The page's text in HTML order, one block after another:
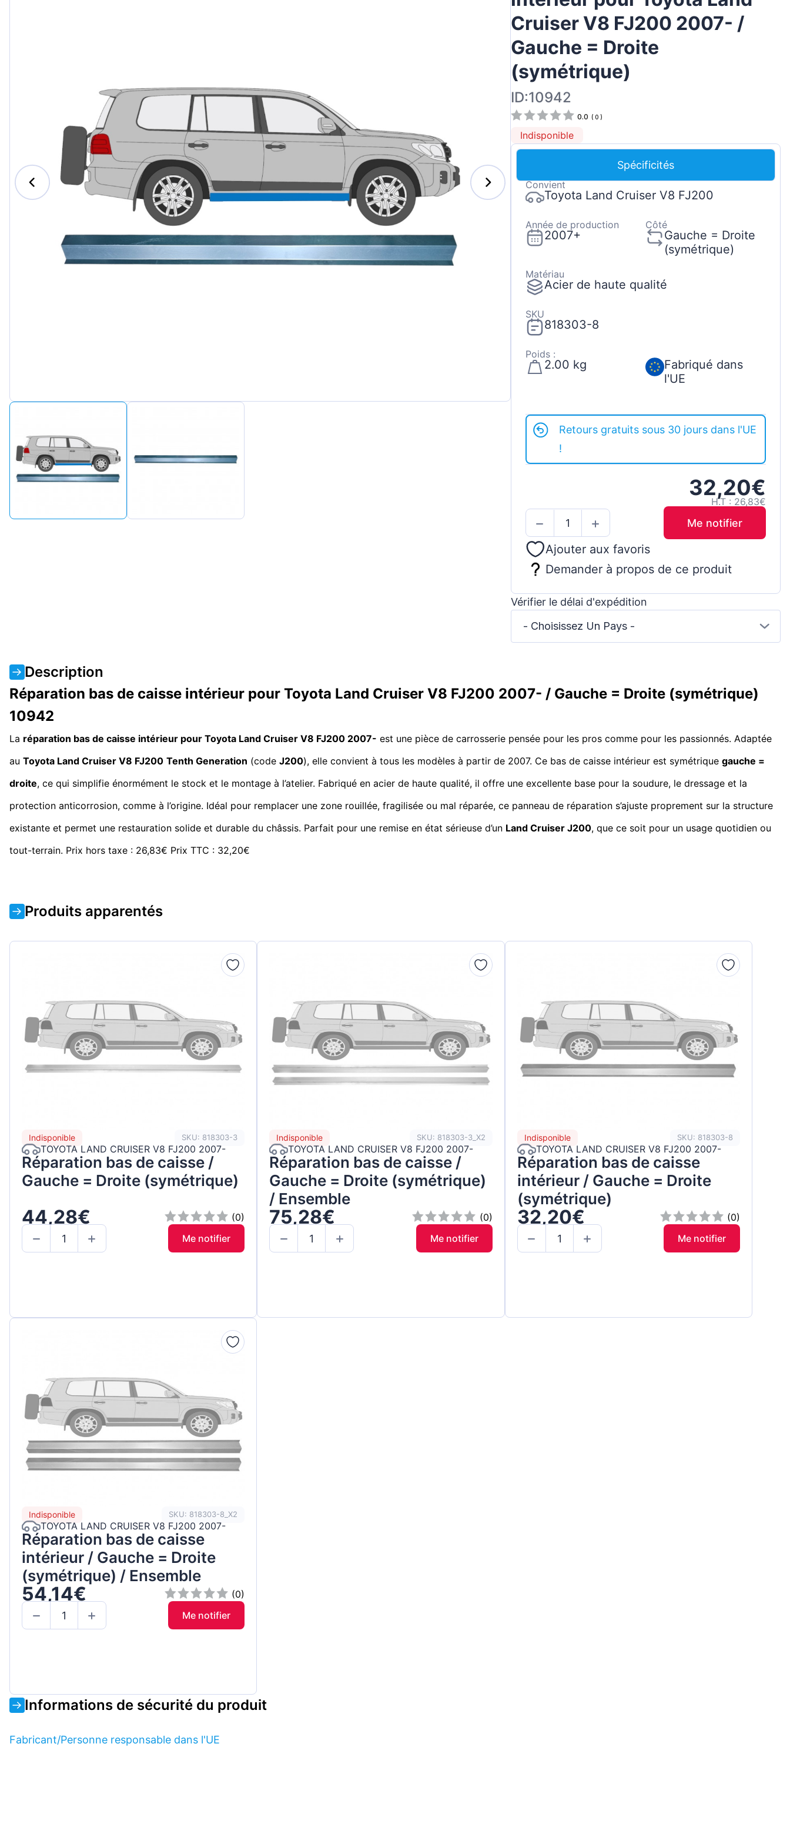
Magyar
Lietuvių
Hrvatski
Iveco
Jeep
Kia
Mazda
Opel Vauxhall
Cruiser V8 FJ200 2007- /
Gauche = Droite
(symétrique)
ID:10942
0.0 ( 0 )
Indisponible
Spécificités
Convient
Toyota Land Cruiser V8 FJ200
Année de production
2007+
Côté
Gauche = Droite
(symétrique)
Matériau
Acier de haute qualité
SKU
818303-8
Poids :
2.00 kg
Fabriqué dans
l'UE
Retours gratuits sous 30 jours dans l'UE
!
32,20€
H.T : 26,83€
Me notifier
Ajouter aux favoris
Demander à propos de ce produit
Vérifier le délai d'expédition
- Choisissez Un Pays -
Description
Réparation bas de caisse intérieur pour Toyota Land Cruiser V8 FJ200 2007- / Gauche = Droite (symétrique)
10942
La réparation bas de caisse intérieur pour Toyota Land Cruiser V8 FJ200 2007- est une pièce de carrosserie pensée pour les pros comme pour les passionnés. Adaptée
au Toyota Land Cruiser V8 FJ200 Tenth Generation (code J200), elle convient à tous les modèles à partir de 2007. Ce bas de caisse intérieur est symétrique gauche =
droite, ce qui simplifie énormément le stock et le montage à l’atelier. Fabriqué en acier de haute qualité, il offre une excellente base pour la soudure, le dressage et la
protection anticorrosion, comme à l’origine. Idéal pour remplacer une zone rouillée, fragilisée ou mal réparée, ce panneau de réparation s’ajuste proprement sur la structure
existante et permet une restauration solide et durable du châssis. Parfait pour une remise en état sérieuse d’un Land Cruiser J200, que ce soit pour un usage quotidien ou
tout-terrain. Prix hors taxe : 26,83€ Prix TTC : 32,20€
Produits apparentés
Indisponible SKU: 818303-3
TOYOTA LAND CRUISER V8 FJ200 2007-
Réparation bas de caisse /
Gauche = Droite (symétrique)
44,28€
(0)
Me notifier
Indisponible SKU: 818303-3_X2
TOYOTA LAND CRUISER V8 FJ200 2007-
Réparation bas de caisse /
Gauche = Droite (symétrique)
/ Ensemble
75,28€
(0)
Me notifier
Indisponible SKU: 818303-8
TOYOTA LAND CRUISER V8 FJ200 2007-
Réparation bas de caisse
intérieur / Gauche = Droite
(symétrique)
32,20€
(0)
Me notifier
Indisponible SKU: 818303-8_X2
TOYOTA LAND CRUISER V8 FJ200 2007-
Réparation bas de caisse
intérieur / Gauche = Droite
(symétrique) / Ensemble
54,14€
(0)
Me notifier
Informations de sécurité du produit
Fabricant/Personne responsable dans l'UE